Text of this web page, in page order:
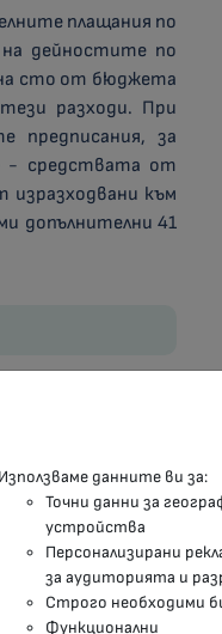
плащания по
на дейностите по
на сто от бюджета
разходи. При
предписания, за
- средствата от
към
допълнителни 41
Неделя“ №5
Използваме данните ви за:
Точни данни за
устройства
Персонализирани
за аудиторията и
Строго необходими
Функционални